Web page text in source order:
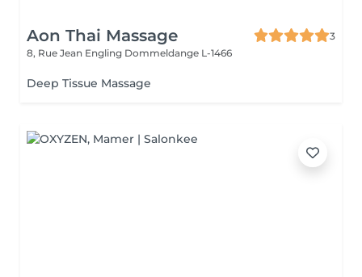
Aon Thai Massage
3
8, Rue Jean Engling Dommeldange L-1466
Deep Tissue Massage